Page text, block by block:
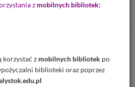
dla całej grupy
na Twoją półkę
z mobilnych bibliotek:
korzystać z mobilnych bibliotek po
biblioteki oraz poprzez